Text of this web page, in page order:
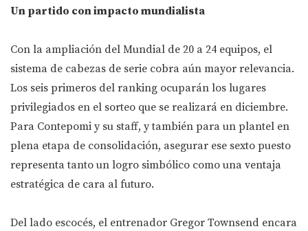
Un partido con impacto mundialista
Con la ampliación del Mundial de 20 a 24 equipos, el
sistema de cabezas de serie cobra aún mayor relevancia.
Los seis primeros del ranking ocuparán los lugares
privilegiados en el sorteo que se realizará en diciembre.
Para Contepomi y su staff, y también para un plantel en
plena etapa de consolidación, asegurar ese sexto puesto
representa tanto un logro simbólico como una ventaja
estratégica de cara al futuro.
Del lado escocés, el entrenador Gregor Townsend encara